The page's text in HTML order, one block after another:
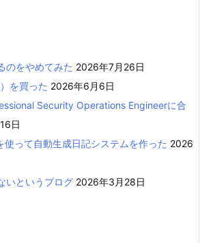
のをやめてみた 2026年7月26日
を買った 2026年6月6日
Security Operations Engineerに合
日
って自動生成日記システムを作った 2026
いというブログ 2026年3月28日